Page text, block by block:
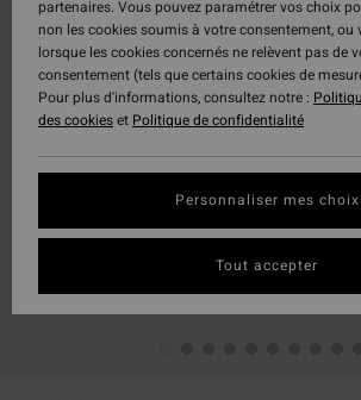
partenaires. Vous pouvez paramétrer vos choix
non les cookies soumis à votre consentement, ou
lorsque les cookies concernés ne relèvent pas de
consentement (tels que certains cookies de
Pour plus d'informations, consultez notre :
des cookieset Politique de confidentialité
Personnaliser mes choix
Tout accepter